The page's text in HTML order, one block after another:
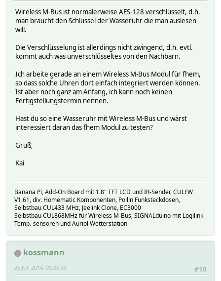
Wireless M-Bus ist normalerweise AES-128 verschlüsselt, d.h.
man braucht den Schlüssel der Wasseruhr die man auslesen
will.
Die Verschlüsselung ist allerdings nicht zwingend, d.h. evtl.
kommt auch was unverschlüsseltes von den Nachbarn.
Ich arbeite gerade an einem Wireless M-Bus Modul für fhem,
so dass solche Uhren dort einfach integriert werden können.
Ist aber noch ganz am Anfang, ich kann noch keinen
Fertigstellungstermin nennen.
Hast du so eine Wasseruhr mit Wireless M-Bus und wärst
interessiert daran das fhem Modul zu testen?
Gruß,
Kai
Banana Pi, Add-On Board mit 1.8" TFT LCD und IR-Sender, CULFW
V1.61, div. Homematic Komponenten, Pollin Funksteckdosen,
Selbstbau CUL433 MHz, Jeelink Clone, EC3000
Selbstbau CUL868MHz für Wireless M-Bus, SIGNALduino mit Logilink
Temp.-sensoren und Auriol Wetterstation
kossmann
#10
25 Juli 2014, 09:36:39